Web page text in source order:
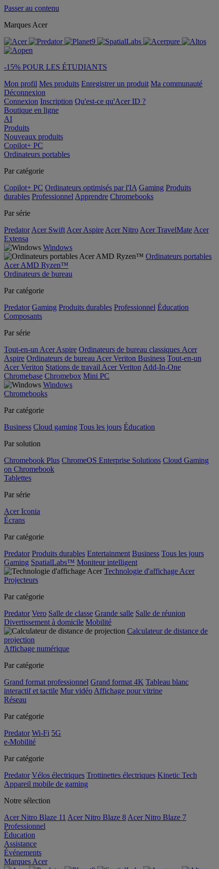
Passer au contenu
Marques Acer
-15% POUR LES ÉTUDIANTS
Mon profil Mes produits Enregistrer un produit Ma communauté
Déconnexion
Connexion Inscription Qu'est-ce qu'Acer ID ?
Boutique en ligne
AI
Produits
Nouveaux produits
Copilot+ PC
Ordinateurs portables
Par catégorie
Copilot+ PC Ordinateurs optimisés par l'IA Gaming Produits
durables Professionnel Apprendre Chromebooks
Par série
Predator Acer Swift Acer Aspire Acer Nitro Acer TravelMate Acer
Extensa
Windows
Ordinateurs portables
Acer AMD Ryzen™
Ordinateurs de bureau
Par catégorie
Predator Gaming Produits durables Professionnel Éducation
Composants
Par série
Tout-en-un Acer Aspire Ordinateurs de bureau classiques Acer
Aspire Ordinateurs de bureau Acer Veriton Business Tout-en-un
Acer Veriton Stations de travail Acer Veriton Add-In-One
Chromebase Chromebox Mini PC
Windows
Chromebooks
Par catégorie
Business Cloud gaming Tous les jours Éducation
Par solution
Chromebook Plus ChromeOS Enterprise Solutions Cloud Gaming
on Chromebook
Tablettes
Par série
Acer Iconia
Écrans
Par catégorie
Predator Produits durables Entertainment Business Tous les jours
Gaming SpatialLabs™ Moniteur intelligent
Technologie d'affichage Acer
Projecteurs
Par catégorie
Predator Vero Salle de classe Grande salle Salle de réunion
Divertissement à domicile Mobilité
Calculateur de distance de
projection
Affichage numérique
Par catégorie
Grand format professionnel Grand format 4K Tableau blanc
interactif et tactile Mur vidéo Affichage pour vitrine
Réseau
Par catégorie
Predator Wi-Fi 5G
e-Mobilité
Par catégorie
Predator Vélos électriques Trottinettes électriques Kinetic Tech
Appareil mobile de gaming
Notre sélection
Acer Nitro Blaze 11 Acer Nitro Blaze 8 Acer Nitro Blaze 7
Professionnel
Éducation
Assistance
Événements
Marques Acer